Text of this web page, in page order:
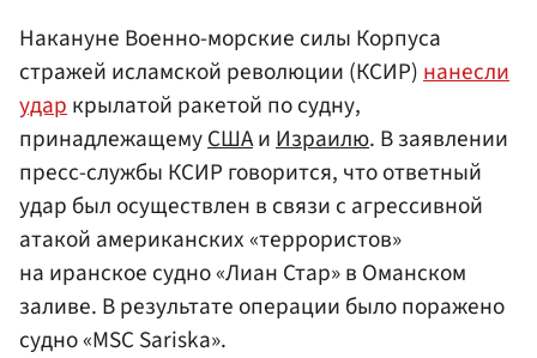
Накануне Военно-морские силы Корпуса
стражей исламской революции (КСИР)нанесли
ударкрылатой ракетой по судну,
принадлежащемуСШАиИзраилю. В заявлении
пресс-службы КСИР говорится, что ответный
удар был осуществлен в связи с агрессивной
атакой американских «террористов»
на иранское судно «Лиан Стар» в Оманском
заливе. В результате операции было поражено
судно «MSC Sariska».